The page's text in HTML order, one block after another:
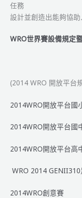
任務
設計並創造出能夠協
WRO世界賽設備規定
(2014 WRO 開放平台
2014WRO開放平台國
2014WRO開放平台國
2014WRO開放平台高
WRO 2014
2014WRO創意賽